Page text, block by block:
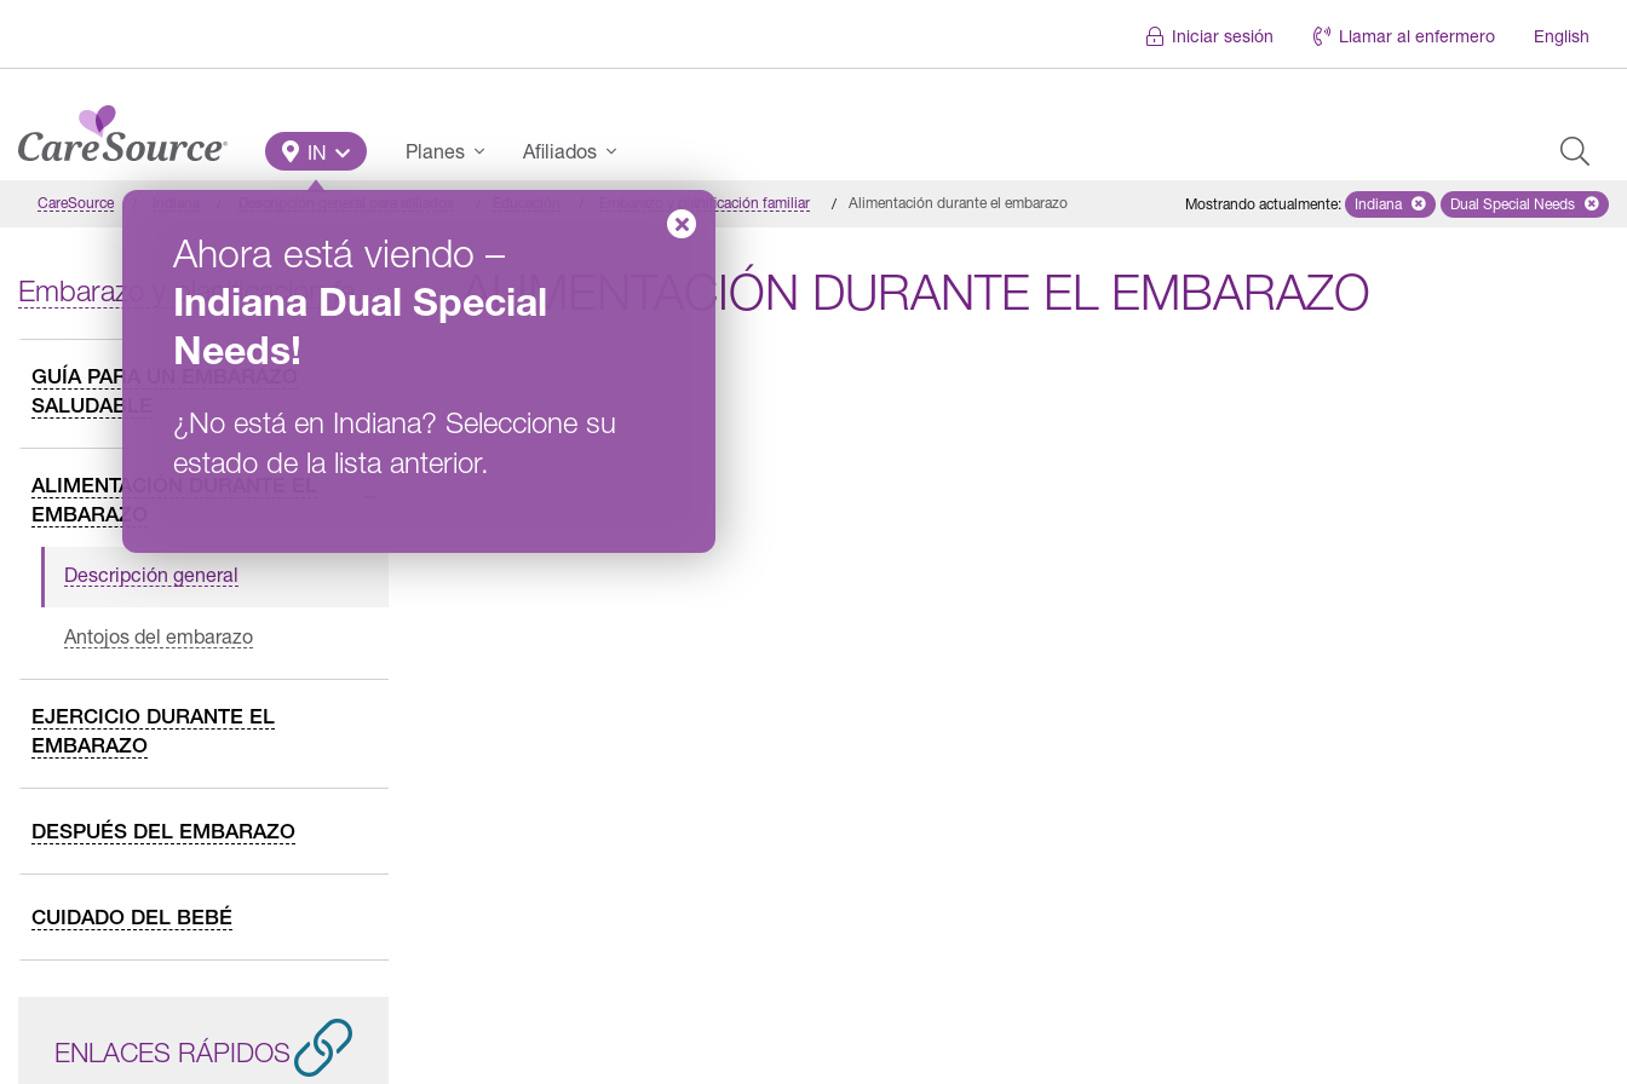
Iniciar sesión Llamar al enfermero English
Main Menu
IN
Ahora está viendo –
Indiana Dual Special
Needs!
¿No está en Indiana? Seleccione su
estado de la lista anterior.
Planes Afiliados
CareSource Embarazo y planificación familiar Alimentación durante el embarazo Mostrando actualmente: Remove selected state 'Indiana'
Indiana Remove
Dual Special Needs
Embarazo y planificación familiar
GUÍA PARA UN EMBARAZO
SALUDABLE
ALIMENTACIÓN DURANTE EL
EMBARAZO
Descripción general
Antojos del embarazo
EJERCICIO DURANTE EL
EMBARAZO
DESPUÉS DEL EMBARAZO
CUIDADO DEL BEBÉ
ENLACES RÁPIDOS
ALIMENTACIÓN DURANTE EL EMBARAZO